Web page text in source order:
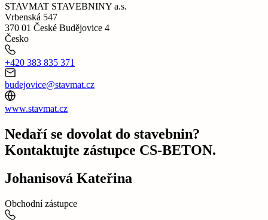
STAVMAT STAVEBNINY a.s.
Vrbenská 547
370 01 České Budějovice 4
Česko
+420 383 835 371
budejovice@stavmat.cz
www.stavmat.cz
Nedaří se dovolat do stavebnin?
Kontaktujte zástupce CS-BETON.
Johanisová Kateřina
Obchodní zástupce